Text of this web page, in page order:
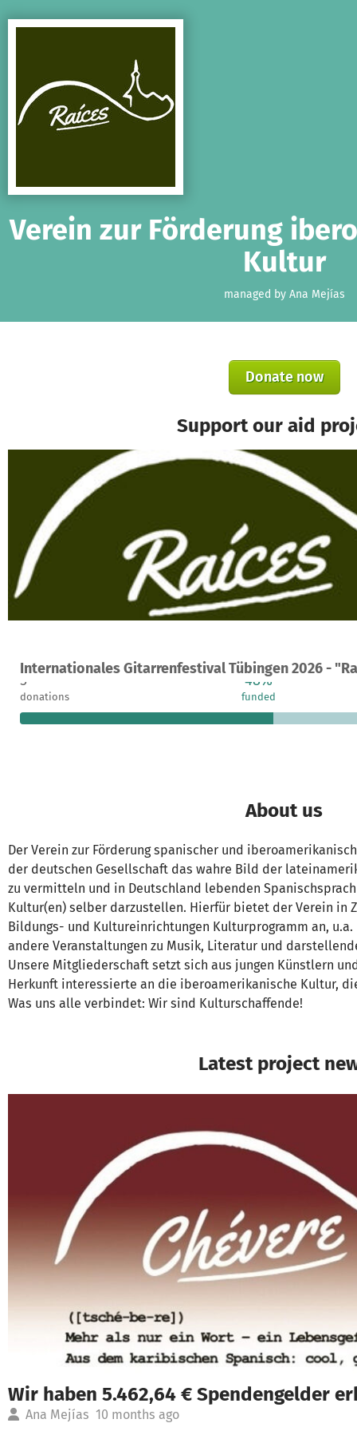
Verein zur Förderung
Kultur
managed by Ana Mejías
Donate now
Support our aid
Internationales Gitarrenfestival Tübingen 2026 -
A project in Tübingen, Germany
5
donations
48%
funded
About us
Der Verein zur Förderung spanischer und
der deutschen Gesellschaft das wahre Bild der
zu vermitteln und in Deutschland lebenden
Kultur(en) selber darzustellen. Hierfür bietet der Verein in
Bildungs- und Kultureinrichtungen Kulturprogramm an,
andere Veranstaltungen zu Musik, Literatur und
Unsere Mitgliederschaft setzt sich aus jungen Künstlern
Herkunft interessierte an die iberoamerikanische Kultur,
Was uns alle verbindet: Wir sind Kulturschaffende!
Latest project
Wir haben 5.462,64 € Spendengelder
Ana Mejías 10 months ago